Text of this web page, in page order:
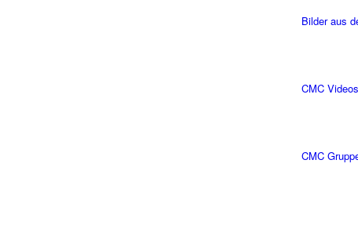
Bilder aus
CMC Videos
CMC